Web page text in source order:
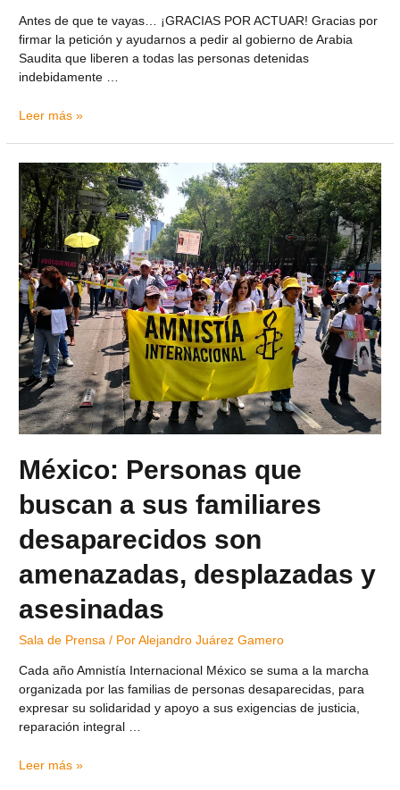
Antes de que te vayas… ¡GRACIAS POR ACTUAR! Gracias por
firmar la petición y ayudarnos a pedir al gobierno de Arabia
Saudita que liberen a todas las personas detenidas
indebidamente …
Leer más »
México: Personas que
buscan a sus familiares
desaparecidos son
amenazadas, desplazadas y
asesinadas
Sala de Prensa / PorAlejandro Juárez Gamero
Cada año Amnistía Internacional México se suma a la marcha
organizada por las familias de personas desaparecidas, para
expresar su solidaridad y apoyo a sus exigencias de justicia,
reparación integral …
Leer más »